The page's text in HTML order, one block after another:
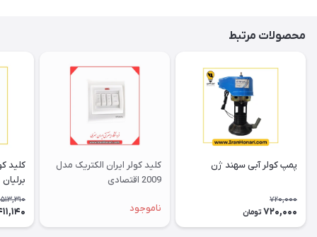
محصولات مرتبط
پمپ کولر آبی سهند ژن
720,000
720,000 تومان
کلید کولر ایران الکتریک مدل
2009 اقتصادی
ناموجود
کلید
513,310